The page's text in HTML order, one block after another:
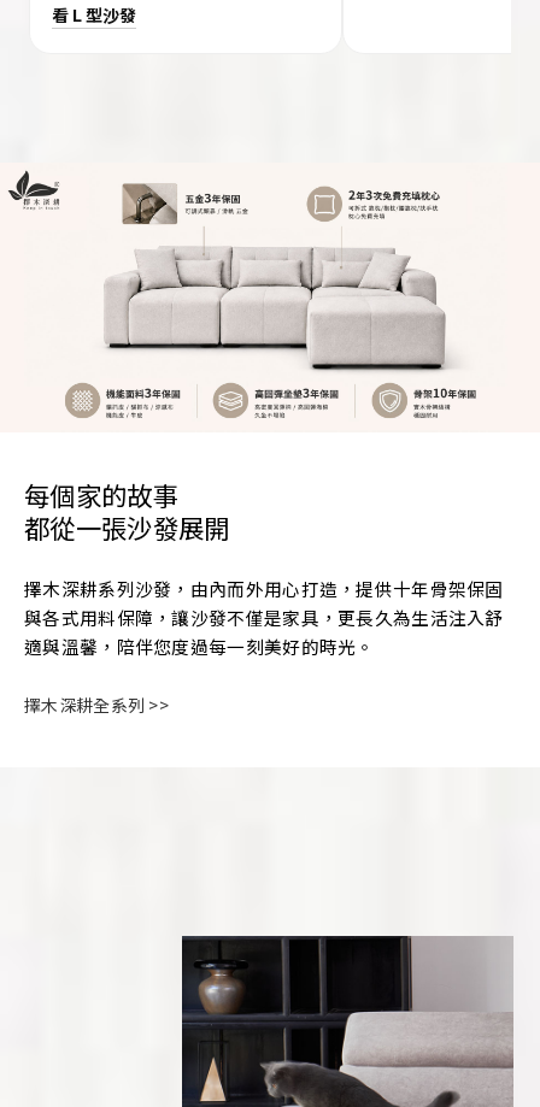
看 L 型沙發
每個家的故事
都從一張沙發展開
擇木深耕系列沙發，由內而外用心打造，提供十年骨架保固
與各式用料保障，讓沙發不僅是家具，更長久為生活注入舒
適與溫馨，陪伴您度過每一刻美好的時光。
擇木深耕全系列 >>